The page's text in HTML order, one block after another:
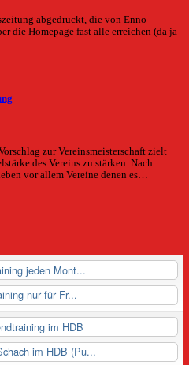
abgedruckt, die von Enno
die Homepage fast alle erreichen (da ja
zur Vereinsmeisterschaft zielt
des Vereins zu stärken. Nach
vor allem Vereine denen es…
jeden Mont...
nur für Fr...
im HDB
im HDB (Pu...